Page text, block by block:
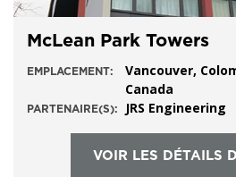
McLean Park Towers
EMPLACEMENT:
Vancouver,
Canada
PARTENAIRE(S): JRS Engineering
VOIR LES DÉTAILS